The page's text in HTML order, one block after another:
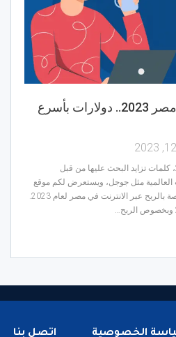
الربح من الانترنت في مصر 2023.. دولارات بأسرع
الربح من الانترنت في مصر 2023، كلمات تزايد البحث عليها من قبل
مثل جوجل، ويستعرض لكم موقع
الساعة برس كافة التفاصيل الخاصة بالربح عبر الانترنت في مصر لعام 2023.
الخصوصية اتصل بنا